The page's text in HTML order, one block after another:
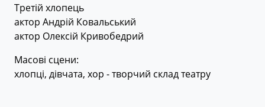
Третій хлопець
актор Андрій Ковальський
актор Олексій Кривобедрий
Масові сцени:
хлопці, дівчата, хор - творчий склад театру